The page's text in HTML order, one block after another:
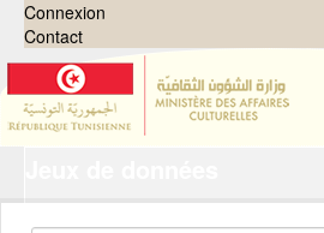
Connexion
Contact
Organisations